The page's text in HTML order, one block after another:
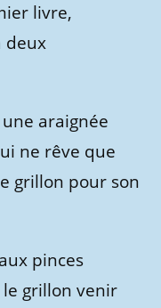
livre,
deux
araignée
ne rêve que
grillon pour son
pinces
grillon venir